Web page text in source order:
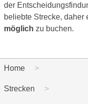
der
beliebte Strecke, daher
möglich zu buchen.
Home
Strecken